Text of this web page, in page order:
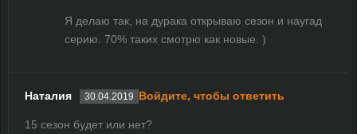
Я делаю так, на дурака открываю сезон и наугад
серию. 70% таких смотрю как новые. )
Наталия 30.04.2019 Войдите, чтобы ответить
15 сезон будет или нет?